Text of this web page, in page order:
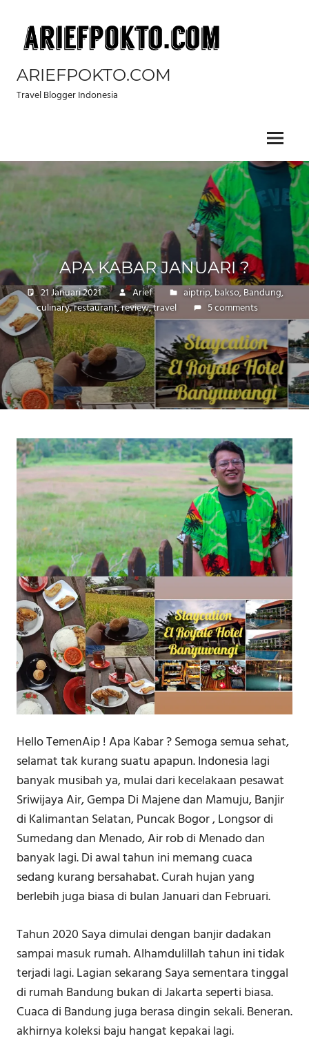
content
ARIEFPOKTO.COM
Travel Blogger Indonesia
Menu
APA KABAR JANUARI ?
21 Januari 2021 Arief aiptrip,bakso,Bandung,
culinary,restaurant,review,travel 5 comments
Hello TemenAip ! Apa Kabar ? Semoga semua sehat,
selamat tak kurang suatu apapun. Indonesia lagi
banyak musibah ya, mulai dari kecelakaan pesawat
Sriwijaya Air, Gempa Di Majene dan Mamuju, Banjir
di Kalimantan Selatan, Puncak Bogor , Longsor di
Sumedang dan Menado, Air rob di Menado dan
banyak lagi. Di awal tahun ini memang cuaca
sedang kurang bersahabat. Curah hujan yang
berlebih juga biasa di bulan Januari dan Februari.
Tahun 2020 Saya dimulai dengan banjir dadakan
sampai masuk rumah. Alhamdulillah tahun ini tidak
terjadi lagi. Lagian sekarang Saya sementara tinggal
di rumah Bandung bukan di Jakarta seperti biasa.
Cuaca di Bandung juga berasa dingin sekali. Beneran.
akhirnya koleksi baju hangat kepakai lagi.